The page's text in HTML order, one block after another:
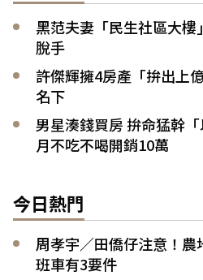
黑范夫妻「民生社區大
脫手
許傑輝擁4房產「拚出上
名下
男星湊錢買房 拚命猛幹
月不吃不喝開銷10萬
今日熱門
周孝宇／田僑仔注意！
班車有3要件